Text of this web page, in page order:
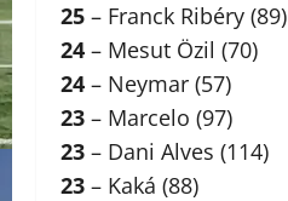
25 – Franck Ribéry (89)
24 – Mesut Özil (70)
24 – Neymar (57)
23 – Marcelo (97)
23 – Dani Alves (114)
23 – Kaká (88)